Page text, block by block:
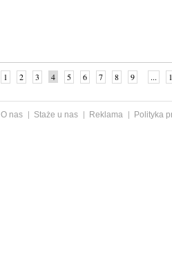
1 2 3 4 5 6 7 8 9 ...
O nas Staże u nas Reklama
Polityka